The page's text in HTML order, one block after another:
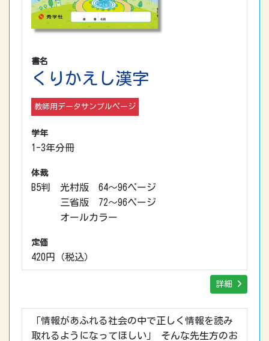
書名
くりかえし漢字
教師用データサンプルページ
学年
1-3年分冊
体裁
B5判 光村版 64～96ページ
三省版 72～96ページ
オールカラー
定価
420円（税込）
詳細
「情報があふれる社会の中で正しく情報を読み
取れるようになってほしい」 そんな先生方のお